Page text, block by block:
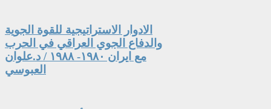
الادوار الاستراتيجية للقوة الجوية
والدفاع الجوي العراقي في الحرب
مع ايران ١٩٨٠- ١٩٨٨ / د.علوان
العبوسي